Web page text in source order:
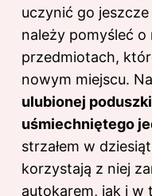
uczynić go
należy pomyśleć
przedmiotach,
nowym miejscu.
ulubionej
uśmiechniętego
strzałem w
korzystają z niej
autokarem, jak i w